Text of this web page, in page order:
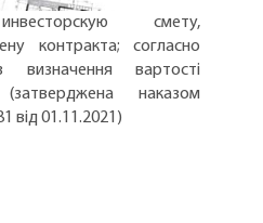
смету,
контракта; согласно
визначення вартості
(затверджена наказом
від 01.11.2021)